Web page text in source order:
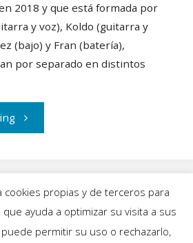
2018 y que está formada por
y voz), Koldo (guitarra y
(bajo) y Fran (batería),
por separado en distintos
"Entrevista
a
cookies propias y de terceros para
ayuda a optimizar su visita a sus
permitir su uso o rechazarlo,